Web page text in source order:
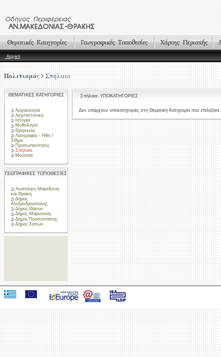
Αρχική
Πολιτισμός Σπήλαια
ΘΕΜΑΤΙΚΕΣ ΚΑΤΗΓΟΡΙΕΣ
Αρχαιολογία
Αρχιτεκτονική
Ιστορία
Μυθολογία
Θρησκεία
Λαογραφία - Ήθη /
Έθιμα
Προσωπικότητες
Σπήλαια
Μουσεία
ΓΕΩΓΡΑΦΙΚΕΣ ΤΟΠΟΘΕΣΙΕΣ
Ανατολική Μακεδονία
και Θράκη
Δήμος
Αλεξανδρούπολης
Δήμος Θάσου
Δήμος Μαρωνείας
Δήμος Προσοτσάνης
Δήμος Σαπών
Σπήλαια: ΥΠΟΚΑΤΗΓΟΡΙΕΣ
Δεν υπάρχουν υποκατηγορίες στη Θεματική Κατηγορία που επιλέξατε.